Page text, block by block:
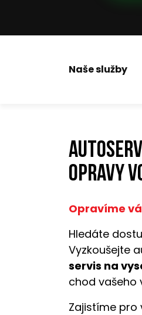
Naše služby
opravy
Opravíme
Hledáte
Vyzkoušejte
servis na
chod vašeho
Zajistíme pro